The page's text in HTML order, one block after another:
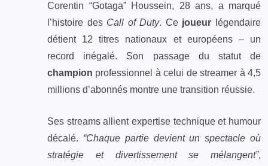
Corentin “Gotaga” Houssein, 28 ans, a marqué
l’histoire des Call of Duty. Ce joueur légendaire
détient 12 titres nationaux et européens – un
record inégalé. Son passage du statut de
champion professionnel à celui de streamer à 4,5
millions d’abonnés montre une transition réussie.
Ses streams allient expertise technique et humour
décalé. “Chaque partie devient un spectacle où
stratégie et divertissement se mélangent”,